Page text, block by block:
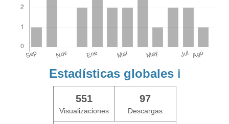
Estadísticas globales ℹ️
551
Visualizaciones
97
Descargas